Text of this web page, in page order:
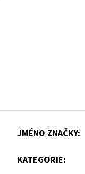
JMÉNO ZNAČKY:
KATEGORIE: